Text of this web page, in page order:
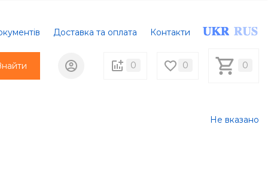
Доставка та оплата Контакти
0 0 0
Не вказано